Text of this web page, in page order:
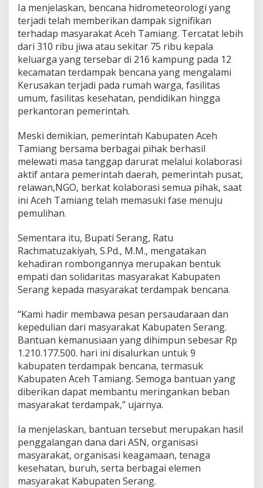
t
u
k
K
o
r
b
a
n
e
a
n
H
i
d
m
e
t
e
o
r
o
o
g
i
Ia menjelaskan, bencana hidrometeorologi yang
terjadi telah memberikan dampak signifikan
terhadap masyarakat Aceh Tamiang. Tercatat lebih
dari 310 ribu jiwa atau sekitar 75 ribu kepala
keluarga yang tersebar di 216 kampung pada 12
kecamatan terdampak bencana yang mengalami
Kerusakan terjadi pada rumah warga, fasilitas
umum, fasilitas kesehatan, pendidikan hingga
perkantoran pemerintah.
Meski demikian, pemerintah Kabupaten Aceh
Tamiang bersama berbagai pihak berhasil
melewati masa tanggap darurat melalui kolaborasi
aktif antara pemerintah daerah, pemerintah pusat,
relawan,NGO, berkat kolaborasi semua pihak, saat
ini Aceh Tamiang telah memasuki fase menuju
pemulihan.
Sementara itu, Bupati Serang, Ratu
Rachmatuzakiyah, S.Pd., M.M., mengatakan
kehadiran rombongannya merupakan bentuk
empati dan solidaritas masyarakat Kabupaten
Serang kepada masyarakat terdampak bencana.
“Kami hadir membawa pesan persaudaraan dan
kepedulian dari masyarakat Kabupaten Serang.
Bantuan kemanusiaan yang dihimpun sebesar Rp
1.210.177.500. hari ini disalurkan untuk 9
kabupaten terdampak bencana, termasuk
Kabupaten Aceh Tamiang. Semoga bantuan yang
diberikan dapat membantu meringankan beban
masyarakat terdampak,” ujarnya.
Ia menjelaskan, bantuan tersebut merupakan hasil
penggalangan dana dari ASN, organisasi
masyarakat, organisasi keagamaan, tenaga
kesehatan, buruh, serta berbagai elemen
masyarakat Kabupaten Serang.